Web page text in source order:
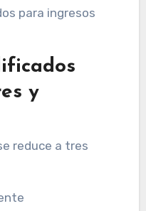
para ingresos
y
reduce a tres